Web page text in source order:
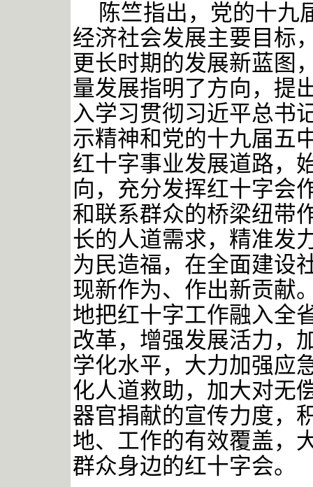
陈竺指出，党的十九
经济社会发展主要目标
更长时期的发展新蓝图
量发展指明了方向，提
入学习贯彻习近平总书
示精神和党的十九届五
红十字事业发展道路，
向，充分发挥红十字会
和联系群众的桥梁纽带
长的人道需求，精准发
为民造福，在全面建设
现新作为、作出新贡献
地把红十字工作融入全
改革，增强发展活力，
学化水平，大力加强应
化人道救助，加大对无
器官捐献的宣传力度，
地、工作的有效覆盖，
群众身边的红十字会。